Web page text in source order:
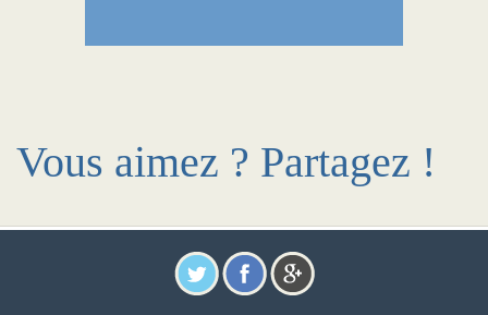
Vous aimez ? Partagez !